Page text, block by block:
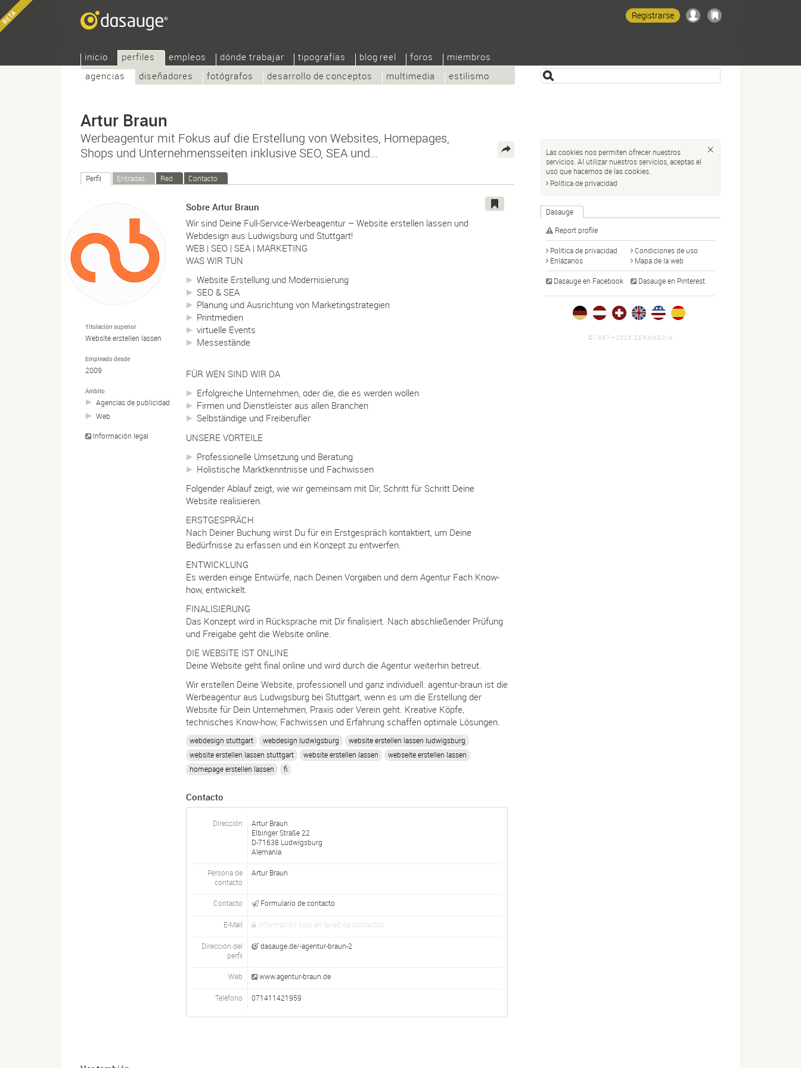
inicio
perfiles
agencias
diseñadores fotógrafos desarrollo de conceptos multimedia estilismo
empleos dónde trabajar tipografías blog reel foros miembros
Registrarse
Artur Braun
Werbeagentur mit Fokus auf die Erstellung von Websites, Homepages,
Shops und Unternehmensseiten inklusive SEO, SEA und…
Perfil Entradas Red Contacto
Titulación superior
Website erstellen lassen
Empleado desde
2009
Ámbito
Agencias de publicidad
Web
Información legal
Sobre Artur Braun
Wir sind Deine Full-Service-Werbeagentur – Website erstellen lassen und
Webdesign aus Ludwigsburg und Stuttgart!
WEB | SEO | SEA | MARKETING
WAS WIR TUN
Website Erstellung und Modernisierung
SEO & SEA
Planung und Ausrichtung von Marketingstrategien
Printmedien
virtuelle Events
Messestände
FÜR WEN SIND WIR DA
Erfolgreiche Unternehmen, oder die, die es werden wollen
Firmen und Dienstleister aus allen Branchen
Selbständige und Freiberufler
UNSERE VORTEILE
Professionelle Umsetzung und Beratung
Holistische Marktkenntnisse und Fachwissen
Folgender Ablauf zeigt, wie wir gemeinsam mit Dir, Schritt für Schritt Deine
Website realisieren.
ERSTGESPRÄCH
Nach Deiner Buchung wirst Du für ein Erstgespräch kontaktiert, um Deine
Bedürfnisse zu erfassen und ein Konzept zu entwerfen.
ENTWICKLUNG
Es werden einige Entwürfe, nach Deinen Vorgaben und dem Agentur Fach Know-
how, entwickelt.
FINALISIERUNG
Das Konzept wird in Rücksprache mit Dir finalisiert. Nach abschließender Prüfung
und Freigabe geht die Website online.
DIE WEBSITE IST ONLINE
Deine Website geht final online und wird durch die Agentur weiterhin betreut.
Wir erstellen Deine Website, professionell und ganz individuell. agentur-braun ist die
Werbeagentur aus Ludwigsburg bei Stuttgart, wenn es um die Erstellung der
Website für Dein Unternehmen, Praxis oder Verein geht. Kreative Köpfe,
technisches Know-how, Fachwissen und Erfahrung schaffen optimale Lösungen.
webdesign stuttgart webdesign ludwigsburg
website erstellen lassen ludwigsburg
website erstellen lassen stuttgart
website erstellen lassen
webseite erstellen lassen
homepage erstellen lassen
fi
Contacto
Dirección
Artur Braun
Elbinger Straße 22
D-71638 Ludwigsburg
Alemania
Persona de
contacto
Artur Braun
Contacto Formulario de contacto
E-Mail Información sólo en la red de contactos
Dirección del
perfil
dasauge.de/-agentur-braun-2
Web www.agentur-braun.de
Teléfono 071411421959
Las cookies nos permiten ofrecer nuestros
servicios. Al utilizar nuestros servicios, aceptas el
uso que hacemos de las cookies.
Política de privacidad
Dasauge
Report profile
Política de privacidad
Condiciones de uso
Enlázanos
Mapa de la web
Dasauge en Facebook Dasauge en Pinterest
©1997—2026 ZERAMEDIA